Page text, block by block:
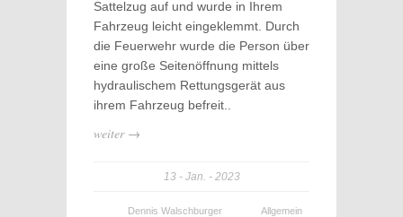
Sattelzug auf und wurde in Ihrem
Fahrzeug leicht eingeklemmt. Durch
die Feuerwehr wurde die Person über
eine große Seitenöffnung mittels
hydraulischem Rettungsgerät aus
ihrem Fahrzeug befreit..
weiter →
13 Jan. 2023
Dennis Walschburger
Allgemein